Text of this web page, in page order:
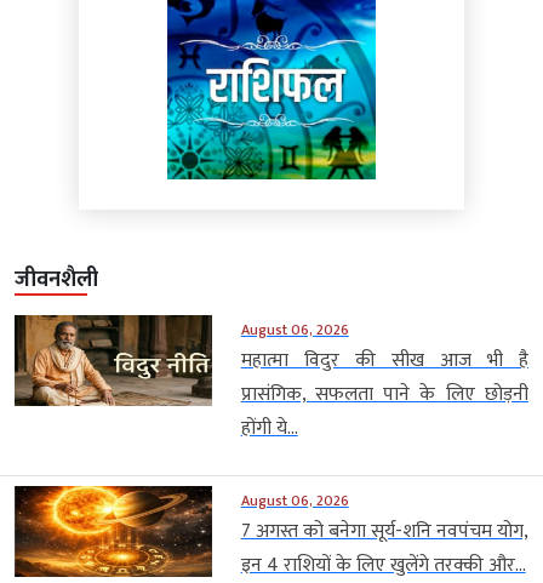
जीवनशैली
August 06, 2026
महात्मा विदुर की सीख आज भी है
प्रासंगिक, सफलता पाने के लिए छोड़नी
होंगी ये...
August 06, 2026
7 अगस्त को बनेगा सूर्य-शनि नवपंचम योग,
इन 4 राशियों के लिए खुलेंगे तरक्की और...